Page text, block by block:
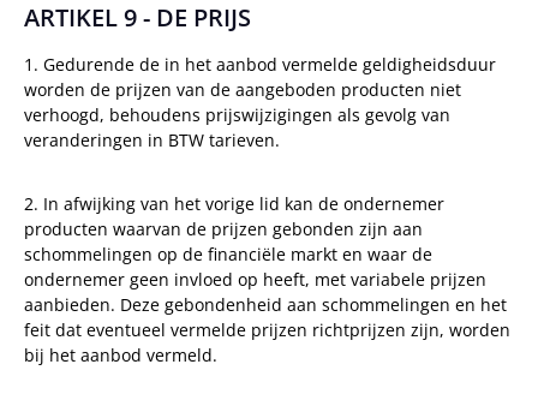
ARTIKEL 9 - DE PRIJS
1. Gedurende de in het aanbod vermelde geldigheidsduur
worden de prijzen van de aangeboden producten niet
verhoogd, behoudens prijswijzigingen als gevolg van
veranderingen in BTW tarieven.
2. In afwijking van het vorige lid kan de ondernemer
producten waarvan de prijzen gebonden zijn aan
schommelingen op de financiële markt en waar de
ondernemer geen invloed op heeft, met variabele prijzen
aanbieden. Deze gebondenheid aan schommelingen en het
feit dat eventueel vermelde prijzen richtprijzen zijn, worden
bij het aanbod vermeld.